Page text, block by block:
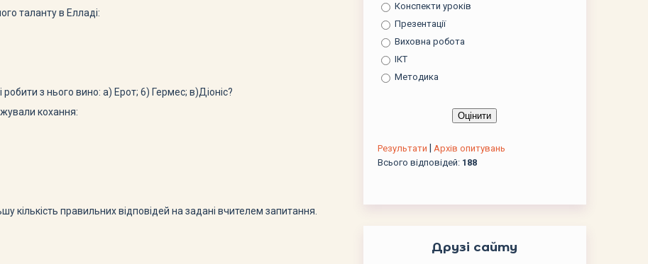
таланту в Елладі:
з нього вино: а) Ерот; 6) Гермес; в)Діоніс?
кохання:
кількість правильних відповідей на задані вчителем запи­тання.
Конспекти уроків
Презентації
Виховна робота
ІКТ
Методика
Результати
Архів опитувань
Всього відповідей: 188
Друзі сайту